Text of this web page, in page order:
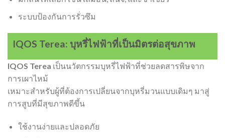
ระบบป้องกันการรั่วซึม
IQOS Terea: บุหรี่ไฟฟ้าที่เป็นมิตรต่อสุขภาพ
IQOS Terea เป็นนวัตกรรมบุหรี่ไฟฟ้าที่ช่วยลดสารพิษจาก
การเผาไหม้
เหมาะสำหรับผู้ที่ต้องการเปลี่ยนจากบุหรี่มวนแบบเดิมๆ มาสู่
การสูบที่มีสุขภาพดีขึ้น
ใช้งานง่ายและปลอดภัย